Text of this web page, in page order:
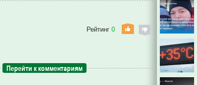
Рейтинг 0
Перейти к комментариям